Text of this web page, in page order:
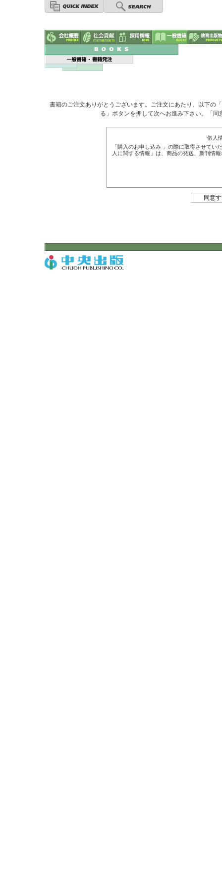
書籍のご注文ありがとうございます。ご注文にあたり、以下の
る」ボタンを押して次へお進み下さい。「
個人
「購入のお申し込み 」の際に取得させてい
人に関する情報」は、商品の発送、新刊情